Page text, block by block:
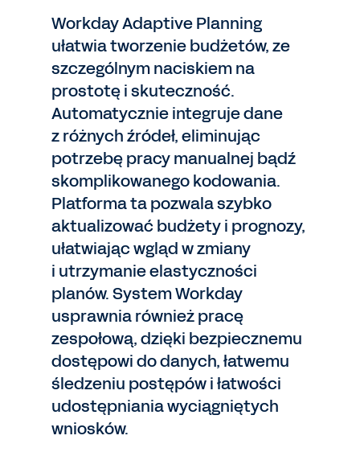
Workday Adaptive Planning
ułatwia tworzenie budżetów, ze
szczególnym naciskiem na
prostotę i skuteczność.
Automatycznie integruje dane
z różnych źródeł, eliminując
potrzebę pracy manualnej bądź
skomplikowanego kodowania.
Platforma ta pozwala szybko
aktualizować budżety i prognozy,
ułatwiając wgląd w zmiany
i utrzymanie elastyczności
planów. System Workday
usprawnia również pracę
zespołową, dzięki bezpiecznemu
dostępowi do danych, łatwemu
śledzeniu postępów i łatwości
udostępniania wyciągniętych
wniosków.